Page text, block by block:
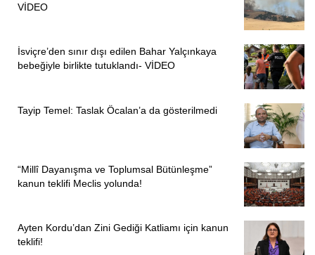
VİDEO
İsviçre’den sınır dışı edilen Bahar Yalçınkaya
bebeğiyle birlikte tutuklandı- VİDEO
Tayip Temel: Taslak Öcalan’a da gösterilmedi
“Millî Dayanışma ve Toplumsal Bütünleşme”
kanun teklifi Meclis yolunda!
Ayten Kordu’dan Zini Gediği Katliamı için kanun
teklifi!